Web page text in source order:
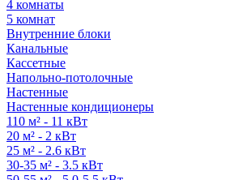
4 комнаты
5 комнат
Внутренние блоки
Канальные
Кассетные
Напольно-потолочные
Настенные
Настенные кондиционеры
110 м² - 11 кВт
20 м² - 2 кВт
25 м² - 2.6 кВт
30-35 м² - 3.5 кВт